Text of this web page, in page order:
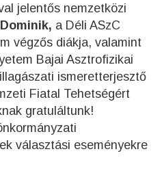
jelentős nemzetközi
a Déli ASzC
végzős diákja, valamint
Bajai Asztrofizikai
ismeretterjesztő
Fiatal Tehetségért
gratuláltunk!
választási eseményekre